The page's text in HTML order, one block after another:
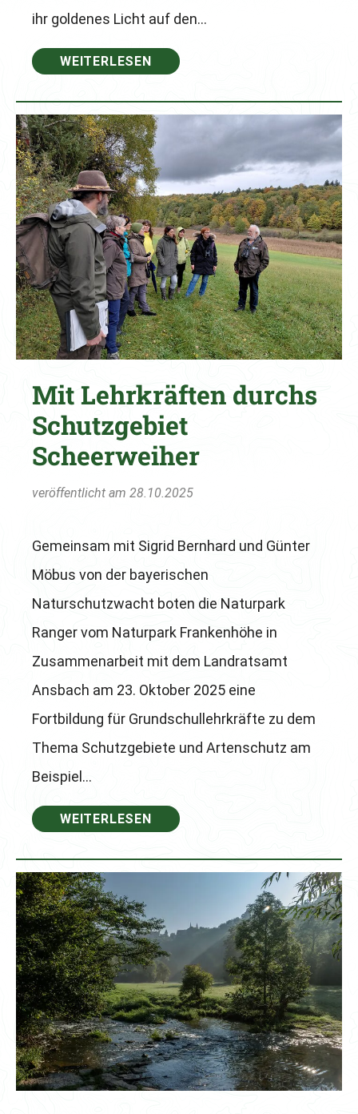
ihr goldenes Licht auf den…
WEITERLESEN
Mit Lehrkräften durchs
Schutzgebiet
Scheerweiher
veröffentlicht am 28.10.2025
Gemeinsam mit Sigrid Bernhard und Günter
Möbus von der bayerischen
Naturschutzwacht boten die Naturpark
Ranger vom Naturpark Frankenhöhe in
Zusammenarbeit mit dem Landratsamt
Ansbach am 23. Oktober 2025 eine
Fortbildung für Grundschullehrkräfte zu dem
Thema Schutzgebiete und Artenschutz am
Beispiel…
WEITERLESEN